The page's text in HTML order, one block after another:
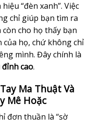
“đèn xanh”. Việc
chỉ giúp bạn tìm ra
còn cho họ thấy bạn
của họ, chứ không chỉ
mình. Đây chính là
cao.
Ma Thuật Và
Mê Hoặc
đơn thuần là “sờ